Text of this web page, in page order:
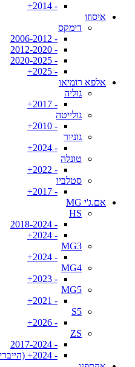
- 2014+
איסוזו
דימקס
- 2006-2012
- 2012-2020
- 2020-2025
- 2025+
אלפא רומיאו
גוליה
- 2017+
גולייטה
- 2010+
גוניור
- 2024+
טונלה
- 2022+
סטלביו
- 2017+
אם.ג'י MG
HS
- 2018-2024
- 2024+
MG3
- 2024+
MG4
- 2023+
MG5
- 2021+
S5
- 2026+
ZS
- 2017-2024
- 2024+ (הייבריד+)